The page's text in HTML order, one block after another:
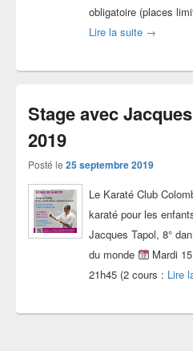
obligatoire (places
Lire la suite Stage
→
Stage avec
2019
Posté le 25 septembre 2019
Le Karaté Club
karaté pour les
Jacques Tapol, 8°
du monde
Mardi
21h45 (2 cours : Lire